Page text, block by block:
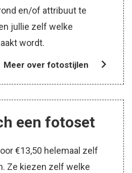
en/of attribuut te
jullie zelf welke
wordt.
Meer over fotostijlen
een fotoset
€13,50 helemaal zelf
Ze kiezen zelf welke